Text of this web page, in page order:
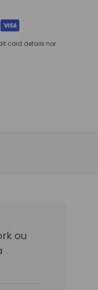
card details nor
ou